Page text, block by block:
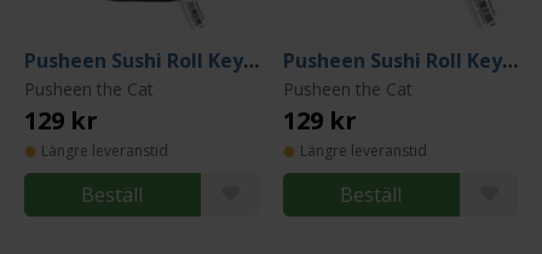
Pusheen Sushi Roll Keychain Onigiri
Pusheen the Cat
129 kr
Längre leveranstid
Beställ
Pusheen Sushi Roll Keychain Ebi Fry
Pusheen the Cat
129 kr
Längre leveranstid
Beställ